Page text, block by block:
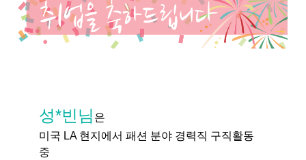
성*빈님 은
미국 LA 현지에서 패션 분야 경력직 구직활동
중